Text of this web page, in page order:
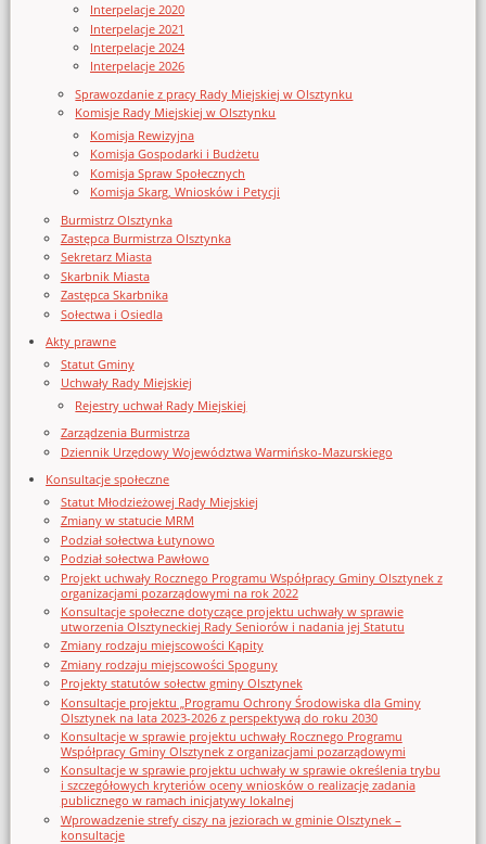
Interpelacje 2020
Interpelacje 2021
Interpelacje 2024
Interpelacje 2026
Sprawozdanie z pracy Rady Miejskiej w Olsztynku
Komisje Rady Miejskiej w Olsztynku
Komisja Rewizyjna
Komisja Gospodarki i Budżetu
Komisja Spraw Społecznych
Komisja Skarg, Wniosków i Petycji
Burmistrz Olsztynka
Zastępca Burmistrza Olsztynka
Sekretarz Miasta
Skarbnik Miasta
Zastępca Skarbnika
Sołectwa i Osiedla
Akty prawne
Statut Gminy
Uchwały Rady Miejskiej
Rejestry uchwał Rady Miejskiej
Zarządzenia Burmistrza
Dziennik Urzędowy Województwa Warmińsko-Mazurskiego
Konsultacje społeczne
Statut Młodzieżowej Rady Miejskiej
Zmiany w statucie MRM
Podział sołectwa Łutynowo
Podział sołectwa Pawłowo
Projekt uchwały Rocznego Programu Współpracy Gminy Olsztynek z
organizacjami pozarządowymi na rok 2022
Konsultacje społeczne dotyczące projektu uchwały w sprawie
utworzenia Olsztyneckiej Rady Seniorów i nadania jej Statutu
Zmiany rodzaju miejscowości Kąpity
Zmiany rodzaju miejscowości Spoguny
Projekty statutów sołectw gminy Olsztynek
Konsultacje projektu „Programu Ochrony Środowiska dla Gminy
Olsztynek na lata 2023-2026 z perspektywą do roku 2030
Konsultacje w sprawie projektu uchwały Rocznego Programu
Współpracy Gminy Olsztynek z organizacjami pozarządowymi
Konsultacje w sprawie projektu uchwały w sprawie określenia trybu
i szczegółowych kryteriów oceny wniosków o realizację zadania
publicznego w ramach inicjatywy lokalnej
Wprowadzenie strefy ciszy na jeziorach w gminie Olsztynek –
konsultacje